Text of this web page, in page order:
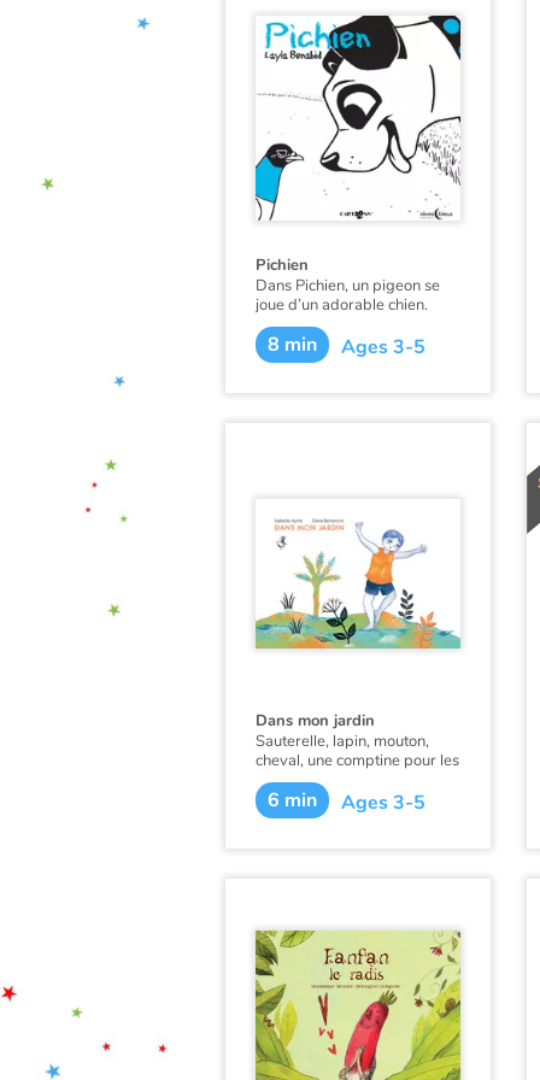
Pichien
Dans Pichien, un pigeon se
joue d’un adorable chien.
8 min Ages 3-5
Dans mon jardin
Sauterelle, lapin, mouton,
cheval, une comptine pour les
tout-petits à la poursuite
d’animaux…
6 min Ages 3-5